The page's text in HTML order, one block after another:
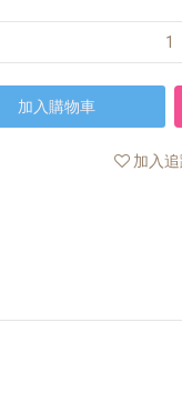
加入購物車
加入